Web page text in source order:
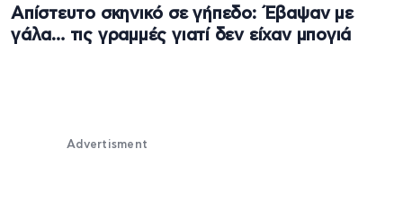
Απίστευτο σκηνικό σε γήπεδο: Έβαψαν με
γάλα… τις γραμμές γιατί δεν είχαν μπογιά
Advertisment